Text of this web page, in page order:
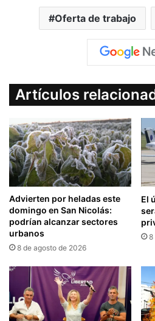
Oferta de trabajo
Artículos
Advierten por heladas este
domingo en San Nicolás:
podrían alcanzar sectores
urbanos
8 de agosto de 2026
El
8